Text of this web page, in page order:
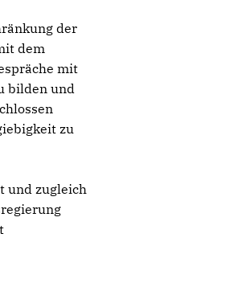
der
dem
mit
bilden und
zu
und zugleich